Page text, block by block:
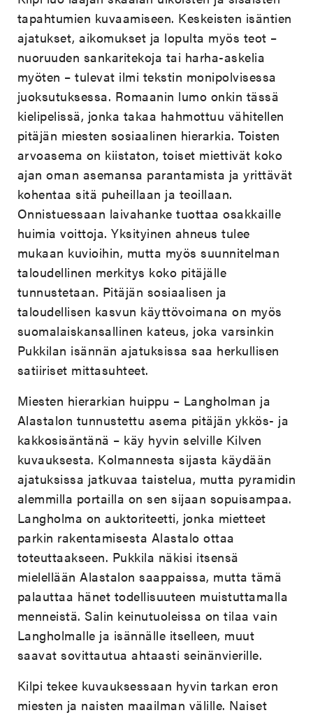
tapahtumien kuvaamiseen. Keskeisten isäntien
ajatukset, aikomukset ja lopulta myös teot –
nuoruuden sankaritekoja tai harha-askelia
myöten – tulevat ilmi tekstin monipolvisessa
juoksutuksessa. Romaanin lumo onkin tässä
kielipelissä, jonka takaa hahmottuu vähitellen
pitäjän miesten sosiaalinen hierarkia. Toisten
arvoasema on kiistaton, toiset miettivät koko
ajan oman asemansa parantamista ja yrittävät
kohentaa sitä puheillaan ja teoillaan.
Onnistuessaan laivahanke tuottaa osakkaille
huimia voittoja. Yksityinen ahneus tulee
mukaan kuvioihin, mutta myös suunnitelman
taloudellinen merkitys koko pitäjälle
tunnustetaan. Pitäjän sosiaalisen ja
taloudellisen kasvun käyttövoimana on myös
suomalaiskansallinen kateus, joka varsinkin
Pukkilan isännän ajatuksissa saa herkullisen
satiiriset mittasuhteet.
Miesten hierarkian huippu – Langholman ja
Alastalon tunnustettu asema pitäjän ykkös- ja
kakkosisäntänä – käy hyvin selville Kilven
kuvauksesta. Kolmannesta sijasta käydään
ajatuksissa jatkuvaa taistelua, mutta pyramidin
alemmilla portailla on sen sijaan sopuisampaa.
Langholma on auktoriteetti, jonka mietteet
parkin rakentamisesta Alastalo ottaa
toteuttaakseen. Pukkila näkisi itsensä
mielellään Alastalon saappaissa, mutta tämä
palauttaa hänet todellisuuteen muistuttamalla
menneistä. Salin keinutuoleissa on tilaa vain
Langholmalle ja isännälle itselleen, muut
saavat sovittautua ahtaasti seinänvierille.
Kilpi tekee kuvauksessaan hyvin tarkan eron
miesten ja naisten maailman välille. Naiset